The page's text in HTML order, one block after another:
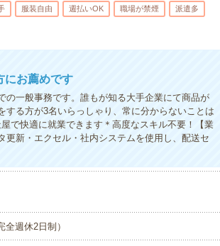
服装自由 週払いOK 職場が禁煙 派遣多
にお薦めです
一般事務です。誰もが知る大手企業にて商品が
る方が3名いらっしゃり、常に分からないことは
で快適に就業できます＊高度なスキル不要！【業
新・エクセル・社内システムを使用し、配送セ
週休2日制）